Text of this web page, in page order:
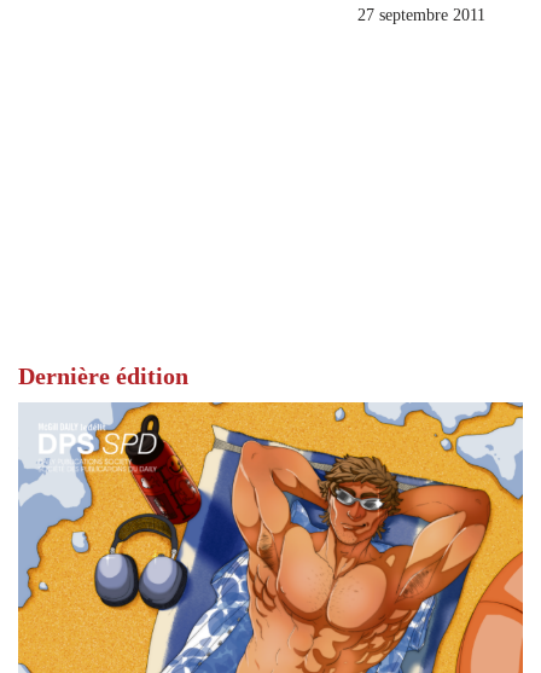
27 septembre 2011
Dernière édition